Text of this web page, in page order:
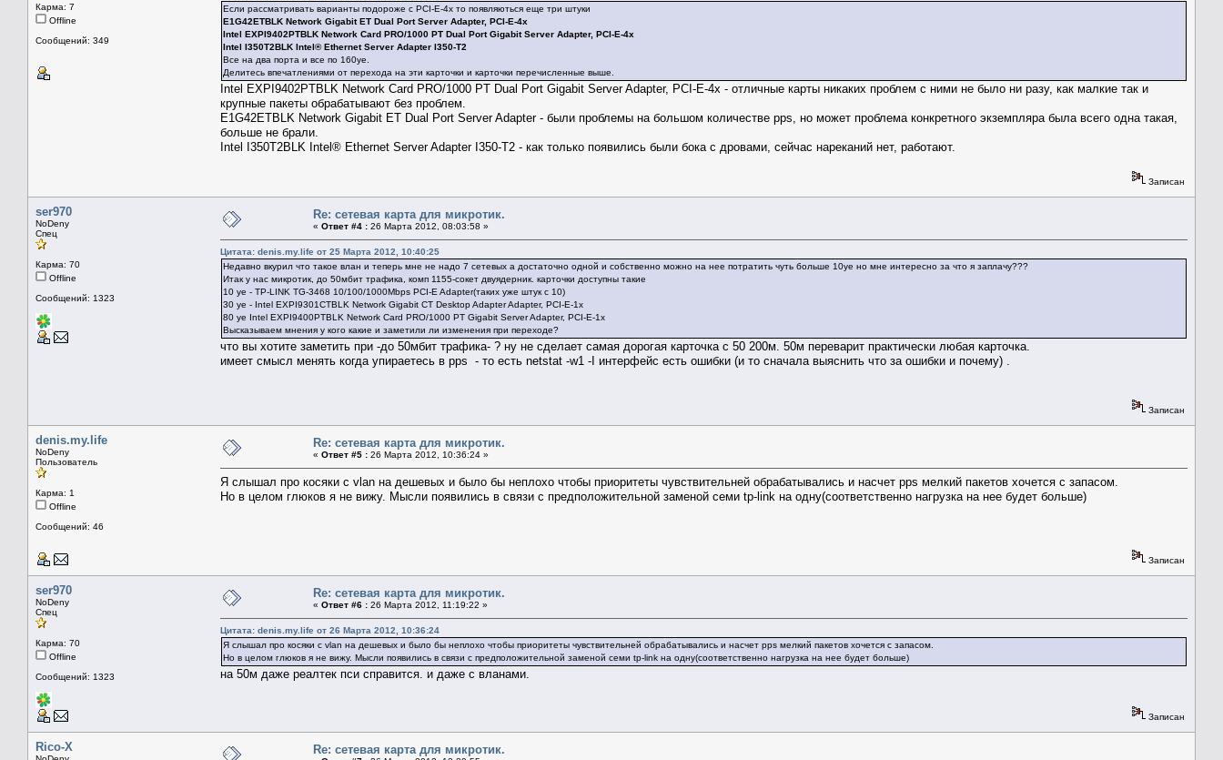
Карма: 7
Offline
Сообщений: 349
Если рассматривать варианты подороже с PCI-E-4x то появляються еще три штуки
E1G42ETBLK Network Gigabit ET Dual Port Server Adapter, PCI-E-4x
Intel EXPI9402PTBLK Network Card PRO/1000 PT Dual Port Gigabit Server Adapter, PCI-E-4x
Intel I350T2BLK Intel® Ethernet Server Adapter I350-T2
Все на два порта и все по 160уе.
Делитесь впечатлениями от перехода на эти карточки и карточки перечисленные выше.
Intel EXPI9402PTBLK Network Card PRO/1000 PT Dual Port Gigabit Server Adapter, PCI-E-4x - отличные карты никаких проблем с ними не было ни разу, как малкие так и
крупные пакеты обрабатывают без проблем.
E1G42ETBLK Network Gigabit ET Dual Port Server Adapter - были проблемы на большом количестве pps, но может проблема конкретного экземпляра была всего одна такая,
больше не брали.
Intel I350T2BLK Intel® Ethernet Server Adapter I350-T2 - как только появились были бока с дровами, сейчас нареканий нет, работают.
Записан
ser970
NoDeny
Спец
Карма: 70
Offline
Сообщений: 1323
Re: сетевая карта для микротик.
« Ответ #4 : 26 Марта 2012, 08:03:58 »
Цитата: denis.my.life от 25 Марта 2012, 10:40:25
Недавно вкурил что такое влан и теперь мне не надо 7 сетевых а достаточно одной и собственно можно на нее потратить чуть больше 10уе но мне интересно за что я заплачу???
Итак у нас микротик, до 50мбит трафика, комп 1155-сокет двуядерник. карточки доступны такие
10 уе - TP-LINK TG-3468 10/100/1000Mbps PCI-E Adapter(таких уже штук с 10)
30 ye - Intel EXPI9301CTBLK Network Gigabit CT Desktop Adapter Adapter, PCI-E-1x
80 ye Intel EXPI9400PTBLK Network Card PRO/1000 PT Gigabit Server Adapter, PCI-E-1x
Высказываем мнения у кого какие и заметили ли изменения при переходе?
что вы хотите заметить при -до 50мбит трафика- ? ну не сделает самая дорогая карточка с 50 200м. 50м переварит практически любая карточка.
имеет смысл менять когда упираетесь в pps - то есть netstat -w1 -I интерфейс есть ошибки (и то сначала выяснить что за ошибки и почему) .
Записан
denis.my.life
NoDeny
Пользователь
Карма: 1
Offline
Сообщений: 46
Re: сетевая карта для микротик.
« Ответ #5 : 26 Марта 2012, 10:36:24 »
Я слышал про косяки с vlan на дешевых и было бы неплохо чтобы приоритеты чувствительней обрабатывались и насчет pps мелкий пакетов хочется с запасом.
Но в целом глюков я не вижу. Мысли появились в связи с предположительной заменой семи tp-link на одну(соответственно нагрузка на нее будет больше)
Записан
ser970
NoDeny
Спец
Карма: 70
Offline
Сообщений: 1323
Re: сетевая карта для микротик.
« Ответ #6 : 26 Марта 2012, 11:19:22 »
Цитата: denis.my.life от 26 Марта 2012, 10:36:24
Я слышал про косяки с vlan на дешевых и было бы неплохо чтобы приоритеты чувствительней обрабатывались и насчет pps мелкий пакетов хочется с запасом.
Но в целом глюков я не вижу. Мысли появились в связи с предположительной заменой семи tp-link на одну(соответственно нагрузка на нее будет больше)
на 50м даже реалтек пси справится. и даже с вланами.
Записан
Rico-X Re: сетевая карта для микротик.